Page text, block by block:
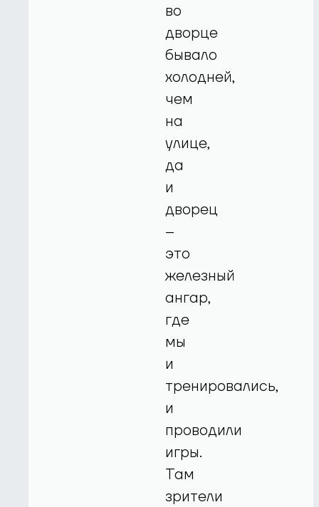
во
дворце
бывало
холодней,
чем
на
улице,
да
и
дворец
–
это
железный
ангар,
где
мы
и
тренировались,
и
проводили
игры.
Там
зрители